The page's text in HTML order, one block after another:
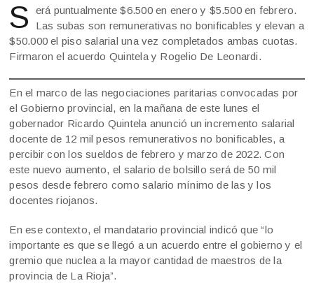
S
erá puntualmente $6.500 en enero y $5.500 en febrero.
Las subas son remunerativas no bonificables y elevan a
$50.000 el piso salarial una vez completados ambas cuotas.
Firmaron el acuerdo Quintela y Rogelio De Leonardi.
En el marco de las negociaciones paritarias convocadas por
el Gobierno provincial, en la mañana de este lunes el
gobernador Ricardo Quintela anunció un incremento salarial
docente de 12 mil pesos remunerativos no bonificables, a
percibir con los sueldos de febrero y marzo de 2022. Con
este nuevo aumento, el salario de bolsillo será de 50 mil
pesos desde febrero como salario mínimo de las y los
docentes riojanos.
En ese contexto, el mandatario provincial indicó que “lo
importante es que se llegó a un acuerdo entre el gobierno y el
gremio que nuclea a la mayor cantidad de maestros de la
provincia de La Rioja”.